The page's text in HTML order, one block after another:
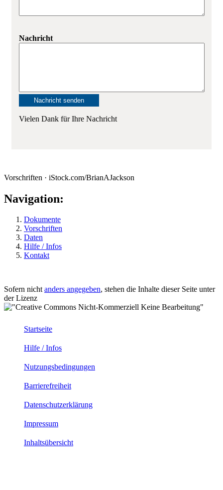
Nachricht
Vielen Dank für Ihre Nachricht
Vorschriften · iStock.com/BrianAJackson
Navigation:
Dokumente
Vorschriften
Daten
Hilfe / Infos
Kontakt
Sofern nichtanders angegeben, stehen die Inhalte dieser Seite unter
der Lizenz
Startseite
Hilfe / Infos
Nutzungsbedingungen
Barrierefreiheit
Datenschutzerklärung
Impressum
Inhaltsübersicht